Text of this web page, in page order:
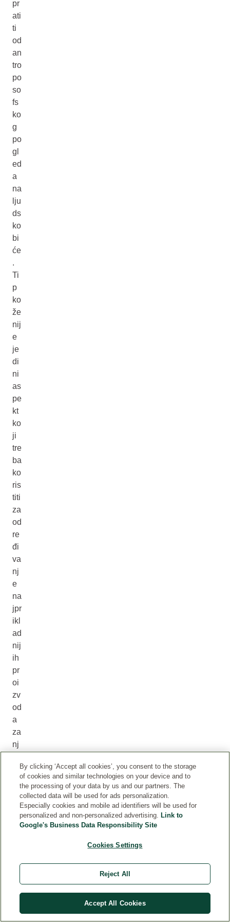
pr
ati
ti
od
an
tro
po
so
fs
ko
g
po
gl
ed
a
na
lju
ds
ko
bi
će
.
Ti
p
ko
že
nij
e
je
di
ni
as
pe
kt
ko
ji
tre
ba
ko
ris
titi
za
od
re
đi
va
nj
e
na
jpr
ikl
ad
nij
ih
pr
oi
zv
od
a
za
nj
ko
že
od
By clicking ‘Accept all cookies’, you consent to the storage
of cookies and similar technologies on your device and to
the processing of your data by us and our partners. The
collected data will be used for ads personalization.
Especially cookies and mobile ad identifiers will be used for
personalized and non-personalized advertising. Link to
Google's Business Data Responsibility Site
Cookies Settings
Reject All
Accept All Cookies